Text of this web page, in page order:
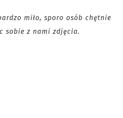
miło, sporo osób chętnie
sobie z nami zdjęcia.